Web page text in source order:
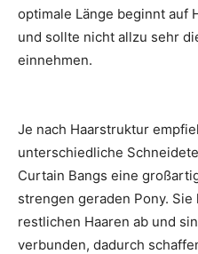
optimale Länge beginnt auf
und sollte nicht allzu sehr
einnehmen.
Je nach Haarstruktur
unterschiedliche
Curtain Bangs eine
strengen geraden Pony.
restlichen Haaren ab und
verbunden, dadurch